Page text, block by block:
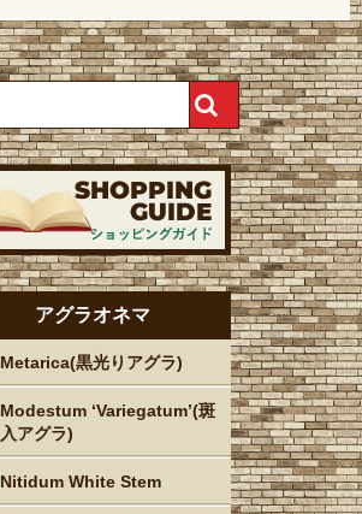
アグラオネマ
Metarica(黒光りアグラ)
Modestum ‘Variegatum’(斑
入アグラ)
Nitidum White Stem